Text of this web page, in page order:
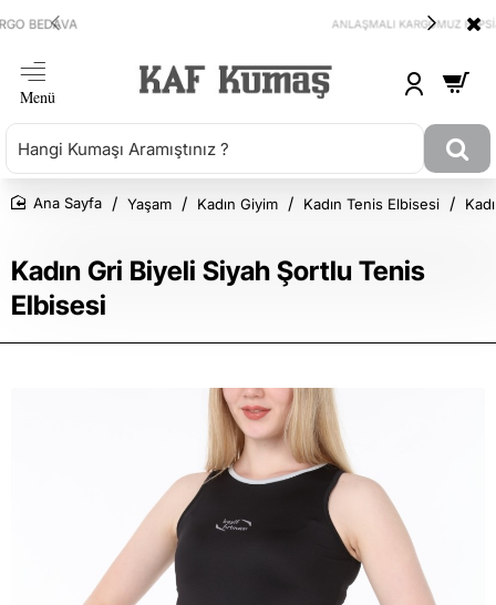
ANLAŞMALI KARGOMUZ HEPSİJET
Kadın Gri Biyeli Siyah Şortlu Tenis
Elbisesi
Yaşam Kadın Giyim Kadın Tenis Elbisesi